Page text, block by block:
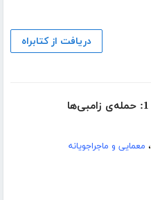
دریافت از کتابراه
، معمایی و ماجراجویانه